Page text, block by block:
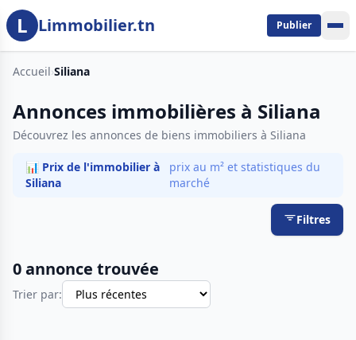
Aller au contenu principal
L Limmobilier.tn Publier
Accueil›Siliana
Annonces immobilières à Siliana
Découvrez les annonces de biens immobiliers à Siliana
📊 Prix de l'immobilier à
Siliana
prix au m² et statistiques du
marché
Filtres
0 annonce trouvée
Trier par: